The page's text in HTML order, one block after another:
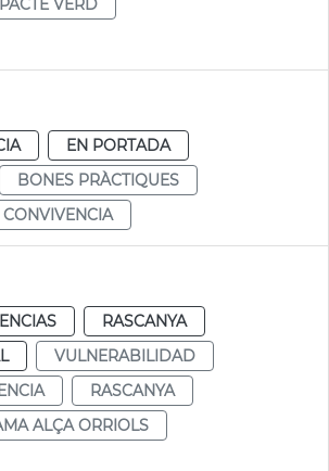
PACTE VERD
EN PORTADA
BONES PRÀCTIQUES
CONVIVENCIA
RASCANYA
VULNERABILIDAD
RASCANYA
ALÇA ORRIOLS